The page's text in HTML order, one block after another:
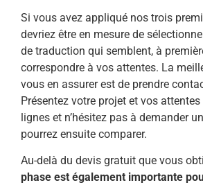
Si vous avez appliqué nos trois
devriez être en mesure de
de traduction qui semblent, à
correspondre à vos attentes. La
vous en assurer est de prendre
Présentez votre projet et vos
lignes et n’hésitez pas à demander
pourrez ensuite comparer.
Au-delà du devis gratuit que vous
phase est également importante